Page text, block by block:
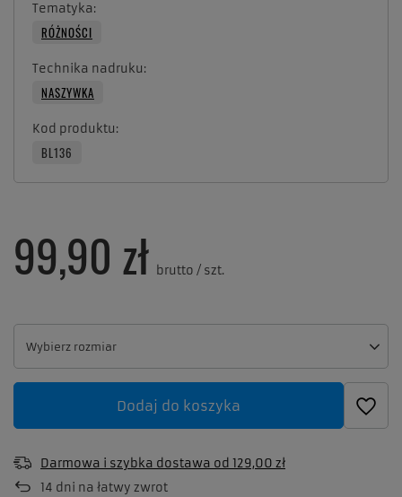
Tematyka
RÓŻNOŚCI
Technika nadruku
NASZYWKA
Kod produktu
BL136
Wybierz rozmiar
Wybierz rozmiar
99,90 zł brutto / szt.
Dodaj do koszyka
Darmowa i szybka dostawa od 129,00 zł
14 dni na łatwy zwrot